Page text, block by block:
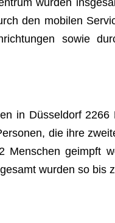
wur­den
den mobi­len
sowie
in Düs­sel­dorf
die ihre
Men­schen geimpft
wur­den so bis